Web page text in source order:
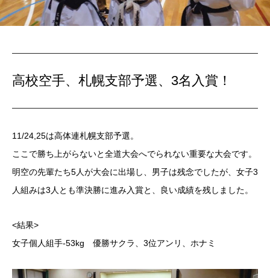
高校空手、札幌支部予選、3名入賞！
11/24,25は高体連札幌支部予選。
ここで勝ち上がらないと全道大会へでられない重要な大会です。
明空の先輩たち5人が大会に出場し、男子は残念でしたが、女子3
人組みは3人とも準決勝に進み入賞と、良い成績を残しました。
<結果>
女子個人組手-53kg 優勝サクラ、3位アンリ、ホナミ